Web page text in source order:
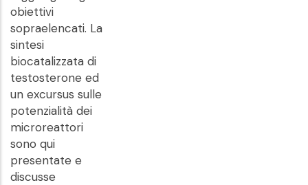
obiettivi
sopraelencati. La
sintesi
biocatalizzata di
testosterone ed
un excursus sulle
potenzialità dei
microreattori
sono qui
presentate e
discusse